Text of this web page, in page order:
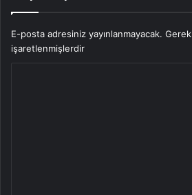
E-posta adresiniz yayınlanmayacak.
işaretlenmişlerdir